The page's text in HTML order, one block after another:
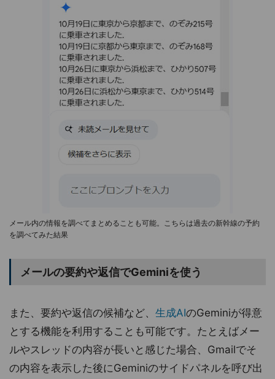
メール内の情報を調べてまとめることも可能。こちらは過去の新幹線の予約
を調べてみた結果
メールの要約や返信でGeminiを使う
また、要約や返信の候補など、 生成AIのGeminiが得意
とする機能を利用することも可能です。たとえばメー
ルやスレッドの内容が長いと感じた場合、Gmailでそ
の内容を表示した後にGeminiのサイドパネルを呼び出